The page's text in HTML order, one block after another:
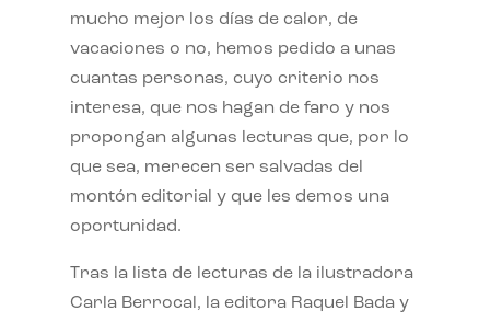
mucho mejor los días de calor, de
vacaciones o no, hemos pedido a unas
cuantas personas, cuyo criterio nos
interesa, que nos hagan de faro y nos
propongan algunas lecturas que, por lo
que sea, merecen ser salvadas del
montón editorial y que les demos una
oportunidad.
Tras la lista de lecturas de la ilustradora
Carla Berrocal, la editora Raquel Bada y